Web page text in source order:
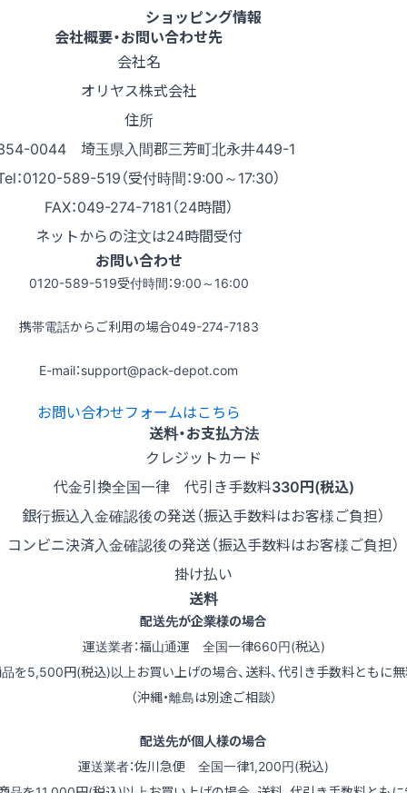
ショッピング情報
会社概要・お問い合わせ先
会社名
オリヤス株式会社
住所
0044 埼玉県入間郡三芳町北永井449-1
：0120-589-519（受付時間：9:00～17:30）
FAX：049-274-7181（24時間）
ネットからの注文は24時間受付
お問い合わせ
0120-589-519受付時間：9:00～16:00
携帯電話からご利用の場合049-274-7183
E-mail：support@pack-depot.com
お問い合わせフォームはこちら
送料・お支払方法
クレジットカード
代金引換全国一律 代引き手数料330円(税込)
銀行振込入金確認後の発送（振込手数料はお客様ご負担）
コンビニ決済入金確認後の発送（振込手数料はお客様ご負担）
掛け払い
送料
配送先が企業様の場合
運送業者：福山通運 全国一律660円(税込)
品を5,500円(税込)以上お買い上げの場合、送料、代引き手数料ともに無
（沖縄・離島は別途ご相談）
配送先が個人様の場合
運送業者：佐川急便 全国一律1,200円(税込)